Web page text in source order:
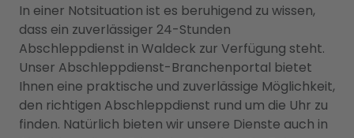
In einer Notsituation ist es beruhigend zu wissen,
dass ein zuverlässiger 24-Stunden
Abschleppdienst in Waldeck zur Verfügung steht.
Unser Abschleppdienst-Branchenportal bietet
Ihnen eine praktische und zuverlässige Möglichkeit,
den richtigen Abschleppdienst rund um die Uhr zu
finden. Natürlich bieten wir unsere Dienste auch in